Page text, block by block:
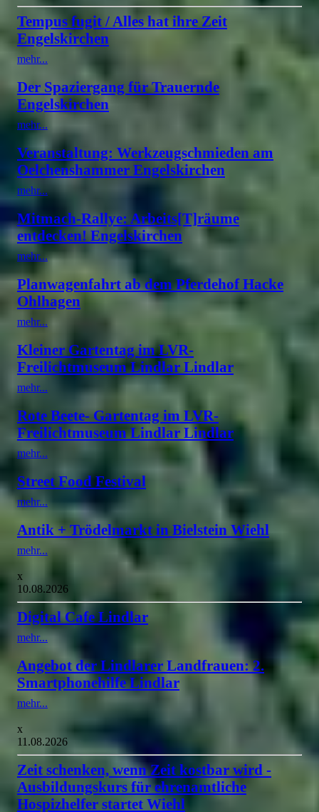
Tempus fugit / Alles hat ihre Zeit
Engelskirchen
mehr...
Der Spaziergang für Trauernde
Engelskirchen
mehr...
Veranstaltung: Werkzeugschmieden am
Oelchenshammer Engelskirchen
mehr...
Mitmach-Rallye: Arbeits[T]räume
entdecken! Engelskirchen
mehr...
Planwagenfahrt ab dem Pferdehof Hacke
Ohlhagen
mehr...
Kleiner Gartentag im LVR-
Freilichtmuseum Lindlar Lindlar
mehr...
Rote Beete- Gartentag im LVR-
Freilichtmuseum Lindlar Lindlar
mehr...
Street Food Festival
mehr...
Antik + Trödelmarkt in Bielstein Wiehl
mehr...
x
10.08.2026
Digital Cafe Lindlar
mehr...
Angebot der Lindlarer Landfrauen: 2.
Smartphonehilfe Lindlar
mehr...
x
11.08.2026
Zeit schenken, wenn Zeit kostbar wird -
Ausbildungskurs für ehrenamtliche
Hospizhelfer startet Wiehl